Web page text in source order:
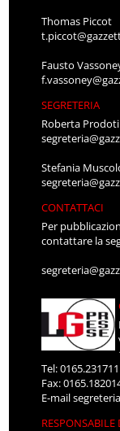
Thomas Piccot
Fausto
SEGRETERIA
Roberta Prodoti
Stefania
CONTATTACI
Per
contattare la
Tel: 0165.231711
Fax:
E-mail
RESPONSABILE